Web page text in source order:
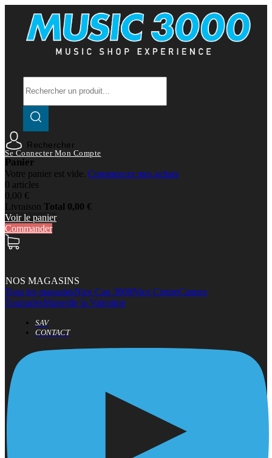
Rechercher
Se Connecter Mon Compte
Panier
Votre panier est vide. Commencer mes achats
0 articles
0,00 €
Livraison Total 0,00 €
Voir le panier
Commander
NOS MAGASINS
Tous les magasinsNice Cap 3000Nice CentreCannes
TourradesMarseille la Valentine
SAV
CONTACT